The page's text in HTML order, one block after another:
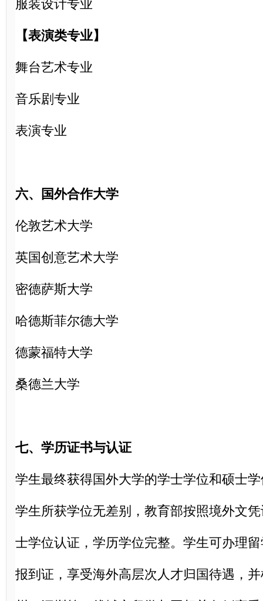
服装设计专业
【表演类专业】
舞台艺术专业
音乐剧专业
表演专业
六、国外合作大学
伦敦艺术大学
英国创意艺术大学
密德萨斯大学
哈德斯菲尔德大学
德蒙福特大学
桑德兰大学
七、学历证书与认证
学生最终获得国外大学的学士学位和硕士
学生所获学位无差别，教育部按照境外文
士学位认证，学历学位完整。学生可办理
报到证，享受海外高层次人才归国待遇，